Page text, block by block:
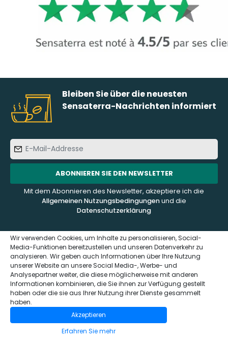
Bleiben Sie über die neuesten
Sensaterra-Nachrichten informiert
Mail-
Addresse
ABONNIEREN SIE DEN NEWSLETTER
Mit dem Abonnieren des Newsletter, akzeptiere ich die
Allgemeinen Nutzungsbedingungenund die
Datenschutzerklärung
KUNDENDIENST
Kontaktieren Sie uns
Impressum und
Datenschutzerklärung
(GDPR)
ÜBER UNS
Häufig gestellte Fragen -
FAQ
Wir verwenden Cookies, um Inhalte zu personalisieren, Social-
Media-Funktionen bereitzustellen und unseren Datenverkehr zu
analysieren. Wir geben auch Informationen über Ihre Nutzung
unserer Website an unsere Social Media-, Werbe- und
Analysepartner weiter, die diese möglicherweise mit anderen
Informationen kombinieren, die Sie ihnen zur Verfügung gestellt
haben oder die sie aus Ihrer Nutzung ihrer Dienste gesammelt
haben.
Akzeptieren
Erfahren Sie mehr